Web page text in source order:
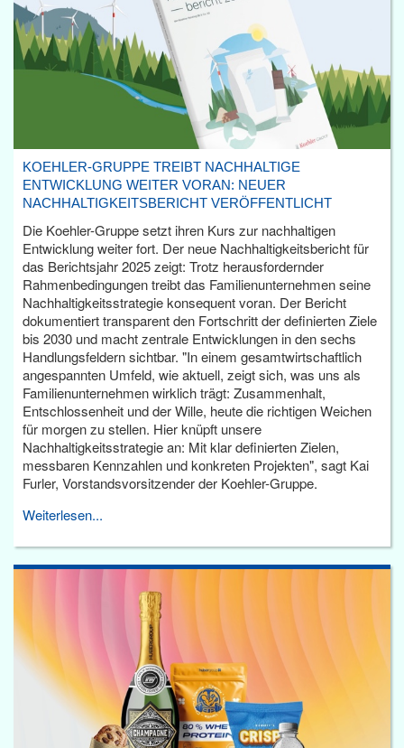
KOEHLER-GRUPPE TREIBT NACHHALTIGE
ENTWICKLUNG WEITER VORAN: NEUER
NACHHALTIGKEITSBERICHT VERÖFFENTLICHT
Die Koehler-Gruppe setzt ihren Kurs zur nachhaltigen
Entwicklung weiter fort. Der neue Nachhaltigkeitsbericht für
das Berichtsjahr 2025 zeigt: Trotz herausfordernder
Rahmenbedingungen treibt das Familienunternehmen seine
Nachhaltigkeitsstrategie konsequent voran. Der Bericht
dokumentiert transparent den Fortschritt der definierten Ziele
bis 2030 und macht zentrale Entwicklungen in den sechs
Handlungsfeldern sichtbar. "In einem gesamtwirtschaftlich
angespannten Umfeld, wie aktuell, zeigt sich, was uns als
Familienunternehmen wirklich trägt: Zusammenhalt,
Entschlossenheit und der Wille, heute die richtigen Weichen
für morgen zu stellen. Hier knüpft unsere
Nachhaltigkeitsstrategie an: Mit klar definierten Zielen,
messbaren Kennzahlen und konkreten Projekten", sagt Kai
Furler, Vorstandsvorsitzender der Koehler-Gruppe.
Weiterlesen...